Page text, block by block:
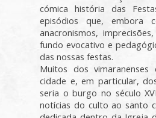
cómica história das
episódios que, embora
anacronismos,
fundo evocativo e
das nossas festas.
Muitos dos
cidade e, em particular,
seria o burgo no século
notícias do culto ao santo